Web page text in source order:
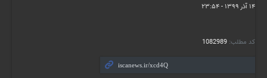
۱۴ آذر ۱۳۹۹ - ۲۳:۵۴
کد مطلب: 1082989